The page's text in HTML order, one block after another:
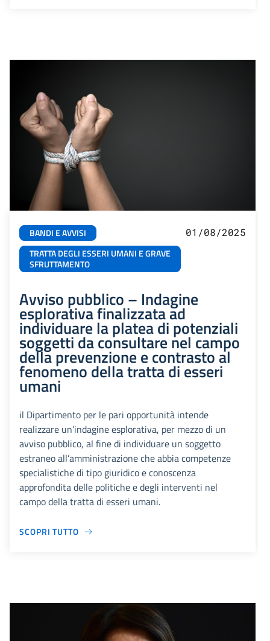
BANDI E AVVISI
TRATTA DEGLI ESSERI UMANI E GRAVE
SFRUTTAMENTO
01/08/2025
Avviso pubblico – Indagine
esplorativa finalizzata ad
individuare la platea di potenziali
soggetti da consultare nel campo
della prevenzione e contrasto al
fenomeno della tratta di esseri
umani
il Dipartimento per le pari opportunità intende
realizzare un’indagine esplorativa, per mezzo di un
avviso pubblico, al fine di individuare un soggetto
estraneo all’amministrazione che abbia competenze
specialistiche di tipo giuridico e conoscenza
approfondita delle politiche e degli interventi nel
campo della tratta di esseri umani.
SCOPRI TUTTO